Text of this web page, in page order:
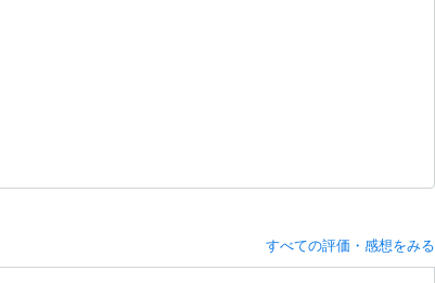
すべての評価・感想をみる